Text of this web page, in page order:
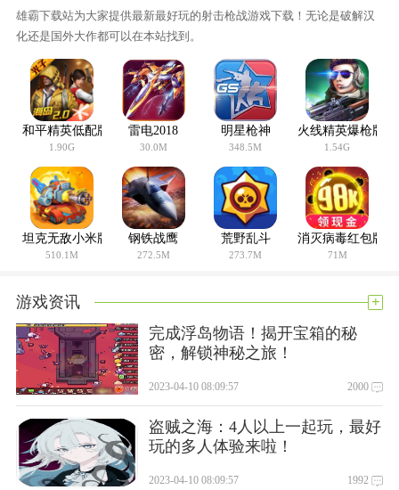
丰富剧情模式，畅享流畅的打击手感，良好的游戏体验。
独创战机休闲养成系统，打造属于自己的专属战机;
雄霸下载站为大家提供最新最好玩的射击枪战游戏下载！无论是破解汉
化还是国外大作都可以在本站找到。
和平精英低配版
1.90G
雷电2018
30.0M
明星枪神
348.5M
火线精英爆枪版
1.54G
坦克无敌小米版
510.1M
钢铁战鹰
272.5M
荒野乱斗
273.7M
消灭病毒红包版
71M
游戏资讯 +
完成浮岛物语！揭开宝箱的秘
密，解锁神秘之旅！
2023-04-10 08:09:57 2000
盗贼之海：4人以上一起玩，最好
玩的多人体验来啦！
2023-04-10 08:09:57 1992